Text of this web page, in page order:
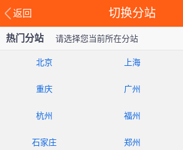
返回 切换分站
热门分站 请选择您当前所在分站
北京 上海
重庆 广州
杭州 福州
石家庄 郑州